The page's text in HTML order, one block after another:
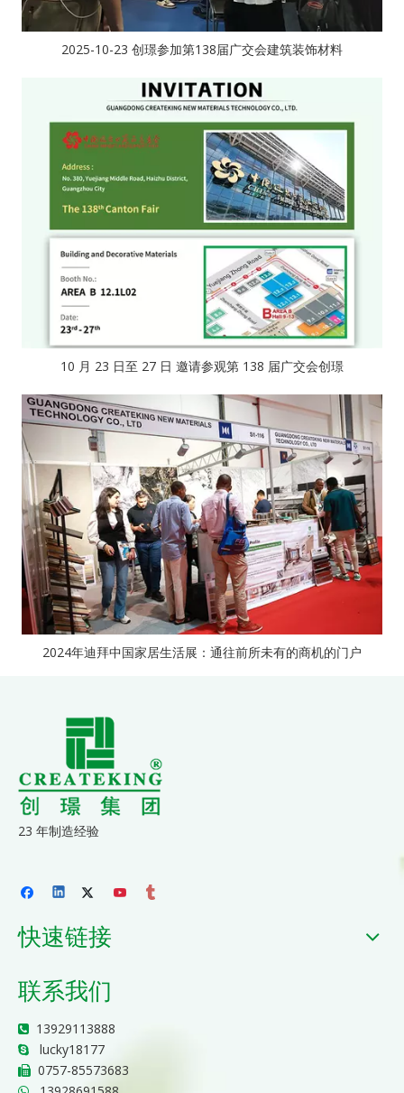
2025-10-23 创璟参加第138届广交会建筑装饰材料
10 月 23 日至 27 日 邀请参观第 138 届广交会创璟
2024年迪拜中国家居生活展：通往前所未有的商机的门户
23 年制造经验
快速链接
联系我们
 13929113888
 lucky18177
 0757-85573683